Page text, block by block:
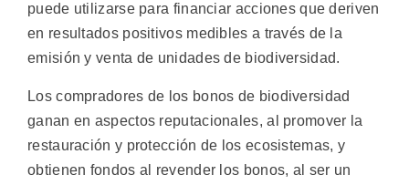
puede utilizarse para financiar acciones que deriven
en resultados positivos medibles a través de la
emisión y venta de unidades de biodiversidad.
Los compradores de los bonos de biodiversidad
ganan en aspectos reputacionales, al promover la
restauración y protección de los ecosistemas, y
obtienen fondos al revender los bonos, al ser un